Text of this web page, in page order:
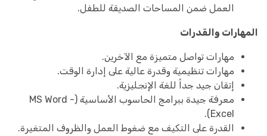
العمل ضمن المساحات الصديقة للطفل.
المهارات والقدرات
مهارات تواصل متميزة مع الآخرين.
مهارات تنظيمية وقدرة عالية على إدارة الوقت.
إتقان جيد جداً للغة الإنجليزية.
معرفة جيدة ببرامج الحاسوب الأساسية (MS Word -
Excel).
القدرة على التكيف مع ضغوط العمل والظروف المتغيرة.